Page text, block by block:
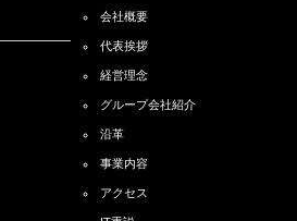
会社概要
代表挨拶
経営理念
グループ会社紹介
沿革
事業内容
アクセス